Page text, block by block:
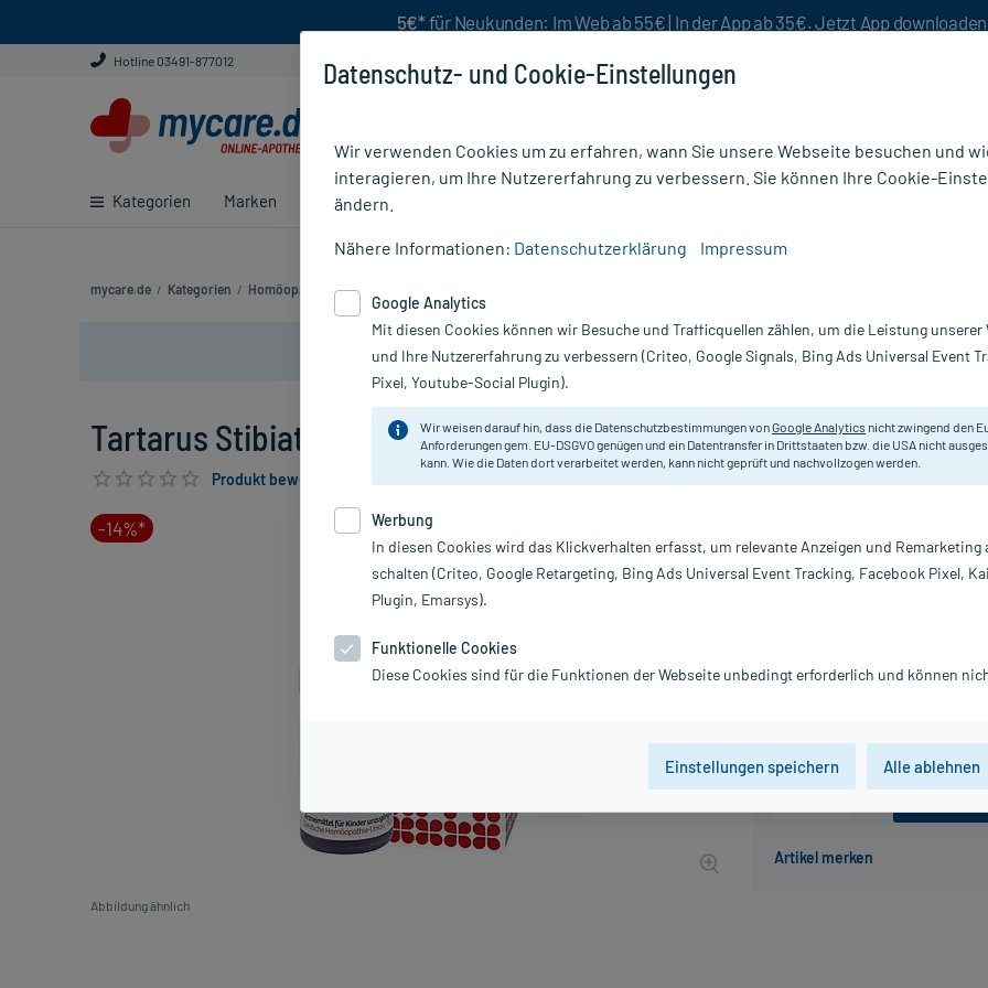
5€* für Neukunden: Im Web ab 55€ | In der App ab 35€. Jetzt App downloaden
Hotline 03491-877012
Kategorien Marken Ratgeber
mycare.de / Kategorien / Homöopathie / Einzelmittel
Nur für kurze Zeit:Gratis-Versand* ab 19€ Mindestbestellwert!
Tartarus Stibiatus C 30 Globuli, 10 g
Produkt bewerten & PlusHerzen sichern
-14%*
Abbildung ähnlich
inkl. MwSt. zzgl. Versandkosten
DHU - Einzelmittel
Homöopathisches Arzneimittel.
PZN:
Hersteller:
Datenschutz- und Cookie-Einstellungen
Wir verwenden Cookies um zu erfahren, wann Sie unsere Webseite besuchen und
interagieren, um Ihre Nutzererfahrung zu verbessern. Sie können Ihre Cookie-
ändern.
Nähere Informationen: Datenschutzerklärung Impressum
Google Analytics
Mit diesen Cookies können wir Besuche und Trafficquellen zählen, um die Leistung unserer
und Ihre Nutzererfahrung zu verbessern (Criteo, Google Signals, Bing Ads Universal Event
Pixel, Youtube-Social Plugin).
Wir weisen darauf hin, dass die Datenschutzbestimmungen vonGoogle Analytics nicht zwingend den
Anforderungen gem. EU-DSGVO genügen und ein Datentransfer in Drittstaaten bzw. die USA nicht
kann. Wie die Daten dort verarbeitet werden, kann nicht geprüft und nachvollzogen werden.
Werbung
In diesen Cookies wird das Klickverhalten erfasst, um relevante Anzeigen und Remarketing
schalten (Criteo, Google Retargeting, Bing Ads Universal Event Tracking, Facebook Pixel,
Plugin, Emarsys).
Funktionelle Cookies
Diese Cookies sind für die Funktionen der Webseite unbedingt erforderlich und können
Einstellungen speichern Alle ablehnen